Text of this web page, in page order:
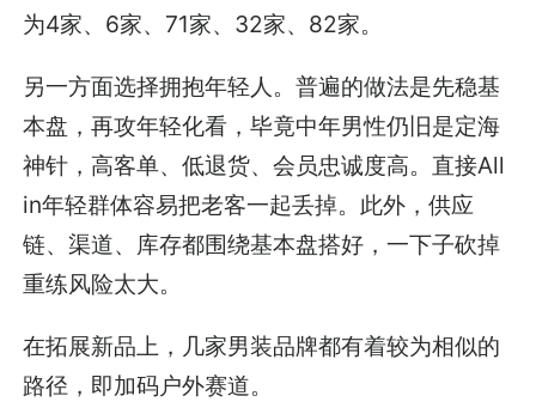
为4家、6家、71家、32家、82家。
另一方面选择拥抱年轻人。普遍的做法是先稳基
本盘，再攻年轻化看，毕竟中年男性仍旧是定海
神针，高客单、低退货、会员忠诚度高。直接All
in年轻群体容易把老客一起丢掉。此外，供应
链、渠道、库存都围绕基本盘搭好，一下子砍掉
重练风险太大。
在拓展新品上，几家男装品牌都有着较为相似的
路径，即加码户外赛道。